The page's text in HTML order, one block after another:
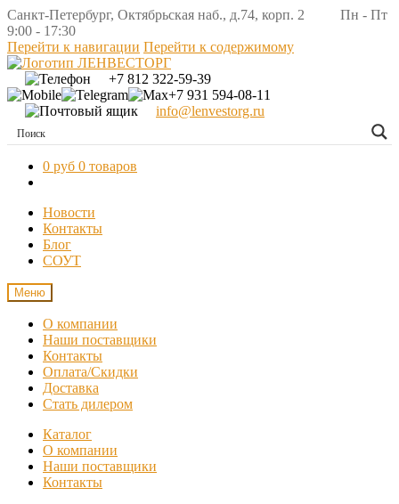
Санкт-Петербург, Октябрьская наб., д.74, корп. 2 Пн - Пт
9:00 - 17:30
Перейти к навигации Перейти к содержимому
+7 812 322-59-39
+7 931 594-08-11
info@lenvestorg.ru
0 руб 0 товаров
Новости
Контакты
Блог
СОУТ
Меню
О компании
Наши поставщики
Контакты
Оплата/Скидки
Доставка
Стать дилером
Каталог
О компании
Наши поставщики
Контакты